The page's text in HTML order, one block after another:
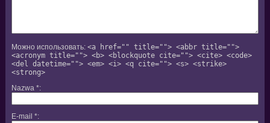
Можно использовать: <a href="" title=""> <abbr title="">
<acronym title=""> <b> <blockquote cite=""> <cite> <code>
<del datetime=""> <em> <i> <q cite=""> <s> <strike>
<strong>
Nazwa *
E-mail *